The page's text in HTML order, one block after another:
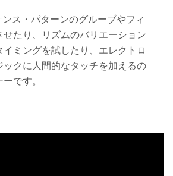
ス・パターンのグルーブやフィ
せたり、リズムのバリエーション
ミングを試したり、エレクトロ
ックに人間的なタッチを加えるの
です。